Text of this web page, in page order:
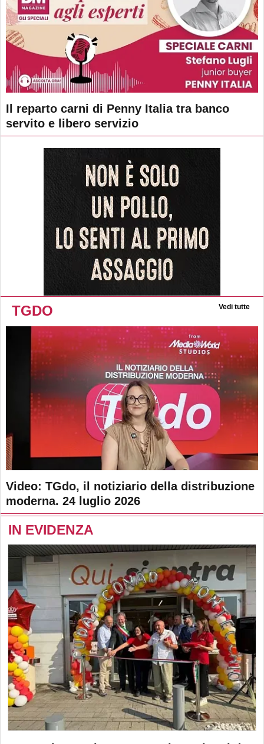
Il reparto carni di Penny Italia tra banco
servito e libero servizio
TGDO Vedi tutte
Video: TGdo, il notiziario della distribuzione
moderna. 24 luglio 2026
IN EVIDENZA